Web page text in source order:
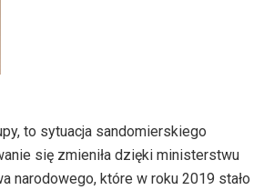
to sytuacja sandomierskiego
się zmieniła dzięki ministerstwu
narodowego, które w roku 2019 stało